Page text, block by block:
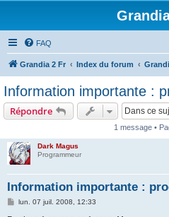
FAQ
Grandia 2 Fr Index du forum
Information importante :
Répondre
1 message •
Dark Magus
Programmeur
Information importante :
Mlun. 07 juil. 2008, 12:33